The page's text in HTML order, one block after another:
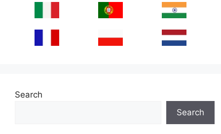
Search
Search